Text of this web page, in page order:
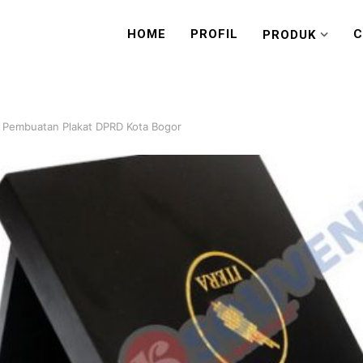
HOME PROFIL PRODUK
Plakat DPRD Kota Bogor